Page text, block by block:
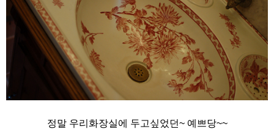
정말 우리화장실에 두고싶었던~ 예쁘당~~